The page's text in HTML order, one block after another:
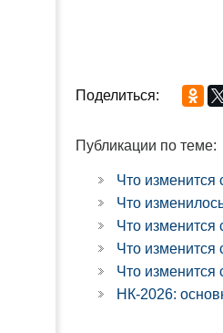
Поделиться:
Публикации по теме:
Что изменится
Что
Что изменится
Что изменится
Что изменится
НК-2026: